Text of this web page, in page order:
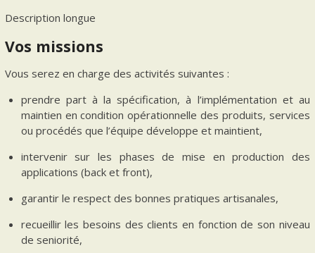
Description longue
Vos missions
Vous serez en charge des activités suivantes :
prendre part à la spécification, à l’implémentation et au
maintien en condition opérationnelle des produits, services
ou procédés que l’équipe développe et maintient,
intervenir sur les phases de mise en production des
applications (back et front),
garantir le respect des bonnes pratiques artisanales,
recueillir les besoins des clients en fonction de son niveau
de seniorité,